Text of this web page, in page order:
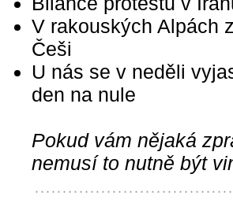
V rakouských Alpách
Češi
U nás se v neděli
den na nule
Pokud vám nějaká
nemusí to nutně být